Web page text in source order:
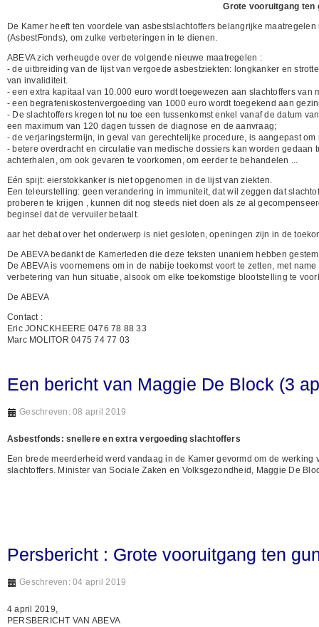
Grote vooruitgang
De Kamer heeft ten voordele van asbestslachtoffers belangrijke
(AsbestFonds), om zulke verbeteringen in te dienen.
ABEVA zich verheugde over de volgende nieuwe maatregelen :
- de uitbreiding van de lijst van vergoede asbestziekten: longkanker en
van invaliditeit.
- een extra kapitaal van 10.000 euro wordt toegewezen aan slachtoffers van
- een begrafeniskostenvergoeding van 1000 euro wordt toegekend aan
- De slachtoffers kregen tot nu toe een tussenkomst enkel vanaf de datum
een maximum van 120 dagen tussen de diagnose en de aanvraag;
- de verjaringstermijn, in geval van gerechtelijke procedure, is aangepast
- betere overdracht en circulatie van medische dossiers kan worden
achterhalen, om ook gevaren te voorkomen, om eerder te behandelen ...
Eén spijt: eierstokkanker is niet opgenomen in de lijst van ziekten.
Een teleurstelling: geen verandering in immuniteit, dat wil zeggen dat
proberen te krijgen , kunnen dit nog steeds niet doen als ze al
beginsel dat de vervuiler betaalt.
aar het debat over het onderwerp is niet gesloten, openingen zijn in de
De ABEVA bedankt de Kamerleden die deze teksten unaniem hebben
De ABEVA is voornemens om in de nabije toekomst voort te zetten, met
verbetering van hun situatie, alsook om elke toekomstige blootstelling te
De ABEVA
Contact :
Eric JONCKHEERE 0476 78 88 33
Marc MOLITOR 0475 74 77 03
Een bericht van Maggie De Block (3
Geschreven: 08 april 2019
Asbestfonds: snellere en extra vergoeding slachtoffers
Een brede meerderheid werd vandaag in de Kamer gevormd om de
slachtoffers. Minister van Sociale Zaken en Volksgezondheid, Maggie De
Persbericht : Grote vooruitgang ten
Geschreven: 04 april 2019
4 april 2019,
PERSBERICHT VAN ABEVA